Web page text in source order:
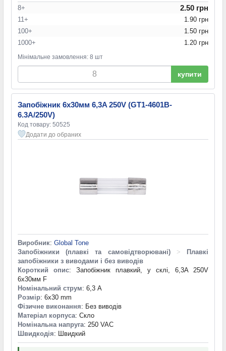
8+ 2.50 грн
11+
1.90 грн
100+
1.50 грн
1000+
1.20 грн
Мінімальне замовлення: 8 шт
купити
Запобіжник 6х30мм 6,3A 250V (GT1-4601B-
6.3A/250V)
Код товару: 50525
Додати до обраних
Виробник: Global Tone
Запобіжники (плавкі та самовідтворювані)
>
Плавкі
запобіжники з виводами і без виводів
Короткий опис: Запобіжник плавкий, у склі, 6,3A 250V
6х30мм F
Номінальний струм: 6,3 А
Розмір: 6x30 mm
Фізичне виконання: Без виводів
Матеріал корпуса: Скло
Номінальна напруга: 250 VAC
Швидкодія: Швидкий